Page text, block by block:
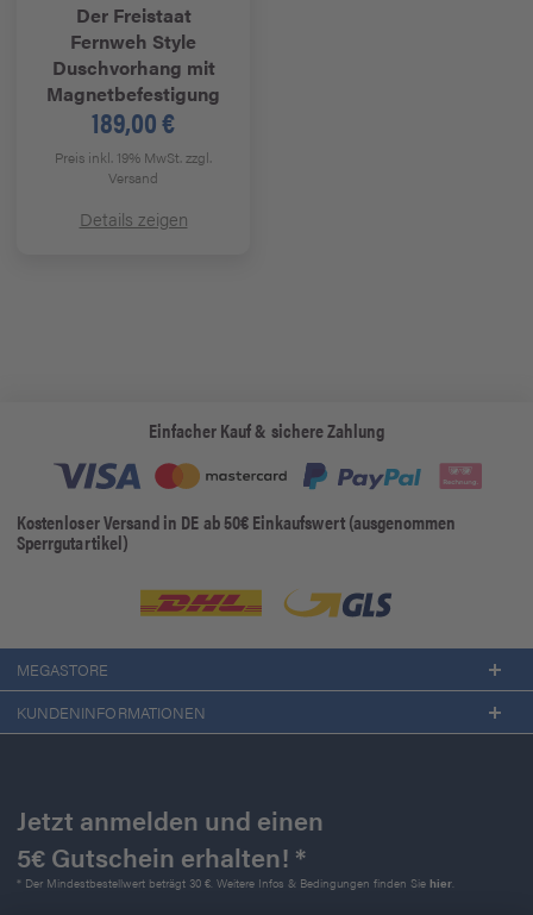
Der Freistaat
Fernweh Style
Duschvorhang mit
Magnetbefestigung
189,00 €
Preis inkl. 19% MwSt.zzgl.
Versand
Details zeigen
Einfacher Kauf & sichere Zahlung
Kostenloser Versand in DE ab 50€ Einkaufswert (ausgenommen
Sperrgutartikel)
MEGASTORE
KUNDENINFORMATIONEN
Jetzt anmelden und einen
5€ Gutschein erhalten! *
* Der Mindestbestellwert beträgt 30 €. Weitere Infos & Bedingungen finden Sie hier.